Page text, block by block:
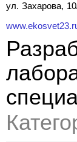
ул. Захарова,